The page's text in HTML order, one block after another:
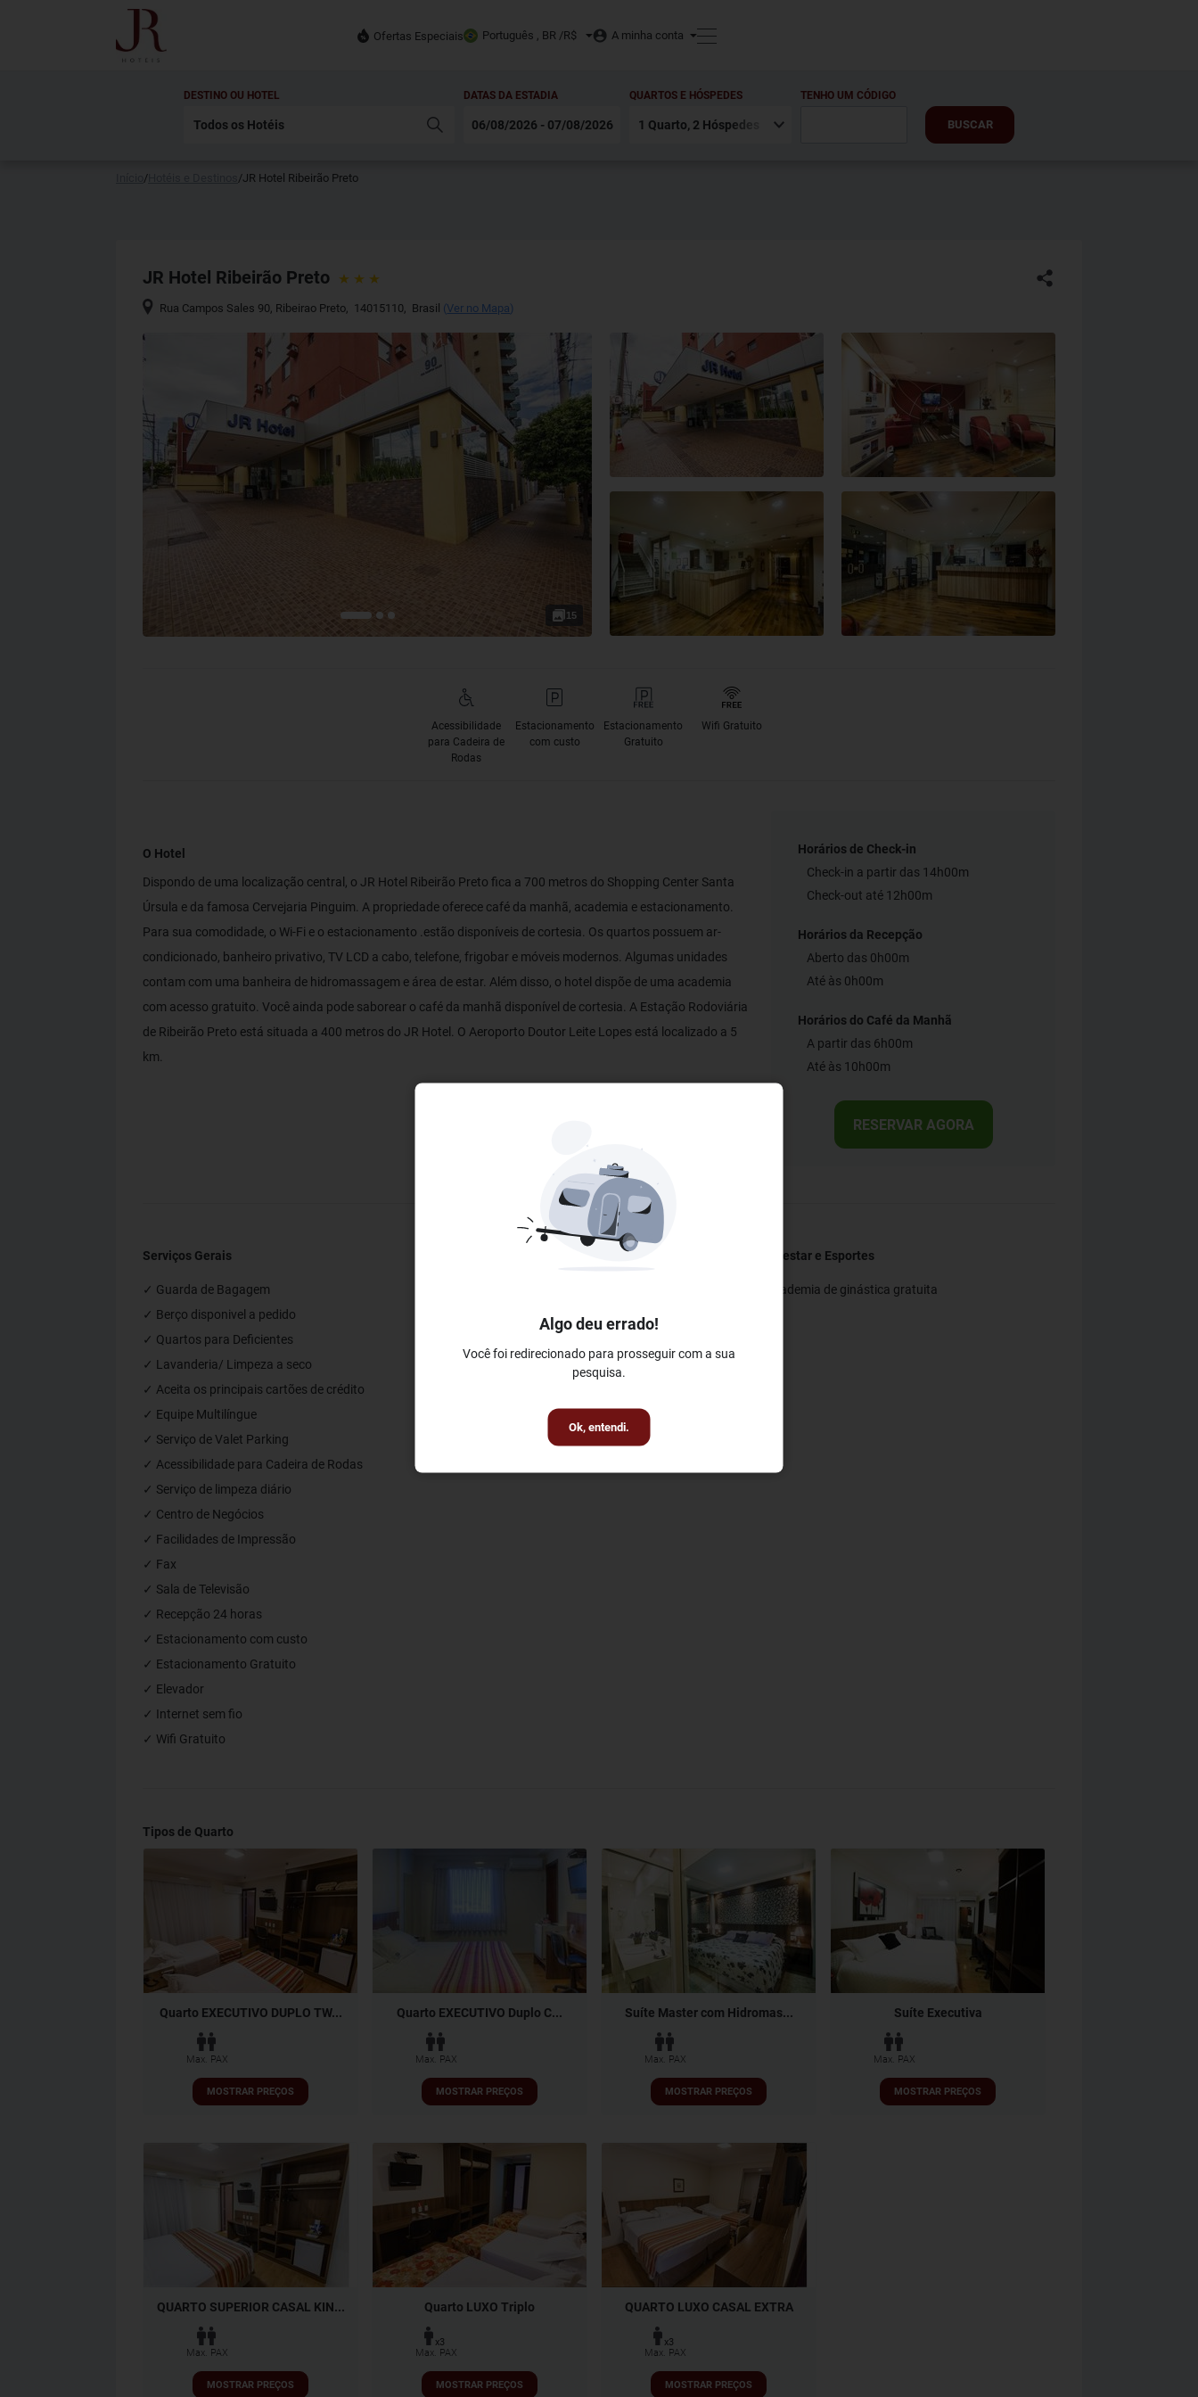
Ofertas Especiais Português , BR /R$ A minha conta
Algo deu errado!
Você foi redirecionado para prosseguir com a sua
pesquisa.
Ok, entendi.
DESTINO OU HOTEL DATAS DA ESTADIA QUARTOS E HÓSPEDES TENHO UM CÓDIGO
BUSCAR
/ /JR Hotel Ribeirão Preto
JR Hotel Ribeirão Preto
Rua Campos Sales 90, Ribeirao Preto, 14015110, Brasil (Ver no Mapa)
15
Acessibilidade
para Cadeira de
Rodas
Estacionamento
com custo
Estacionamento
Gratuito
Wifi Gratuito
O Hotel
Dispondo de uma localização central, o JR Hotel Ribeirão Preto fica a 700 metros do Shopping Center Santa
Úrsula e da famosa Cervejaria Pinguim. A propriedade oferece café da manhã, academia e estacionamento.
Para sua comodidade, o Wi-Fi e o estacionamento .estão disponíveis de cortesia. Os quartos possuem ar-
condicionado, banheiro privativo, TV LCD a cabo, telefone, frigobar e móveis modernos. Algumas unidades
contam com uma banheira de hidromassagem e área de estar. Além disso, o hotel dispõe de uma academia
com acesso gratuito. Você ainda pode saborear o café da manhã disponível de cortesia. A Estação Rodoviária
de Ribeirão Preto está situada a 400 metros do JR Hotel. O Aeroporto Doutor Leite Lopes está localizado a 5
km.
Horários de Check-in
Check-in a partir das 14h00m
Check-out até 12h00m
Horários da Recepção
Aberto das 0h00m
Até às 0h00m
Horários do Café da Manhã
A partir das 6h00m
Até às 10h00m
RESERVAR AGORA
Serviços Gerais
✓ Guarda de Bagagem
✓ Berço disponivel a pedido
✓ Quartos para Deficientes
✓ Lavanderia/ Limpeza a seco
✓ Aceita os principais cartões de crédito
✓ Equipe Multilíngue
✓ Serviço de Valet Parking
✓ Acessibilidade para Cadeira de Rodas
✓ Serviço de limpeza diário
✓ Centro de Negócios
✓ Facilidades de Impressão
✓ Fax
✓ Sala de Televisão
✓ Recepção 24 horas
✓ Estacionamento com custo
✓ Estacionamento Gratuito
✓ Elevador
✓ Internet sem fio
✓ Wifi Gratuito
✓ Sala de Reuniões
Bem-estar e Esportes
✓ Academia de ginástica gratuita
Tipos de Quarto
Quarto EXECUTIVO DUPLO TW...
Max. PAX
MOSTRAR PREÇOS
Quarto EXECUTIVO Duplo C...
Max. PAX
MOSTRAR PREÇOS
Suíte Master com Hidromas...
Max. PAX
MOSTRAR PREÇOS
Suíte Executiva
Max. PAX
MOSTRAR PREÇOS
QUARTO SUPERIOR CASAL KIN...
Max. PAX
MOSTRAR PREÇOS
Quarto LUXO Triplo
x3
Max. PAX
MOSTRAR PREÇOS
QUARTO LUXO CASAL EXTRA
x3
Max. PAX
MOSTRAR PREÇOS